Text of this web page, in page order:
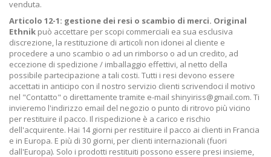
venduta.
Articolo 12-1: gestione dei resi o scambio di merci. Original
Ethnik può accettare per scopi commerciali ea sua esclusiva
discrezione, la restituzione di articoli non idonei al cliente e
procedere a uno scambio o ad un rimborso o ad un credito, ad
eccezione di spedizione / imballaggio effettivi, al netto della
possibile partecipazione a tali costi. Tutti i resi devono essere
accettati in anticipo con il nostro servizio clienti scrivendoci il motivo
nel "Contatto" o direttamente tramite e-mail shinyiriss@gmail.com. Ti
invieremo l'indirizzo email del negozio o punto di ritrovo più vicino
per restituire il pacco. Il rispedizione è a carico e rischio
dell'acquirente. Hai 14 giorni per restituire il pacco ai clienti in Francia
e in Europa. E più di 30 giorni, per clienti internazionali (fuori
dall'Europa). Solo i prodotti restituiti possono essere presi insieme,